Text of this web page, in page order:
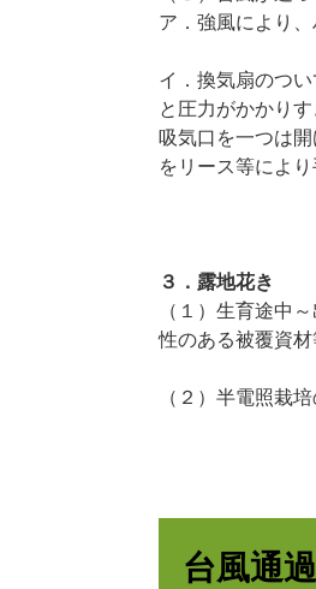
ア．強風により
イ．換気扇のつ
と圧力がかかり
吸気口を一つは
をリース等により
３．露地花き
（１）生育途中
性のある被覆資
（２）半電照栽
台風通